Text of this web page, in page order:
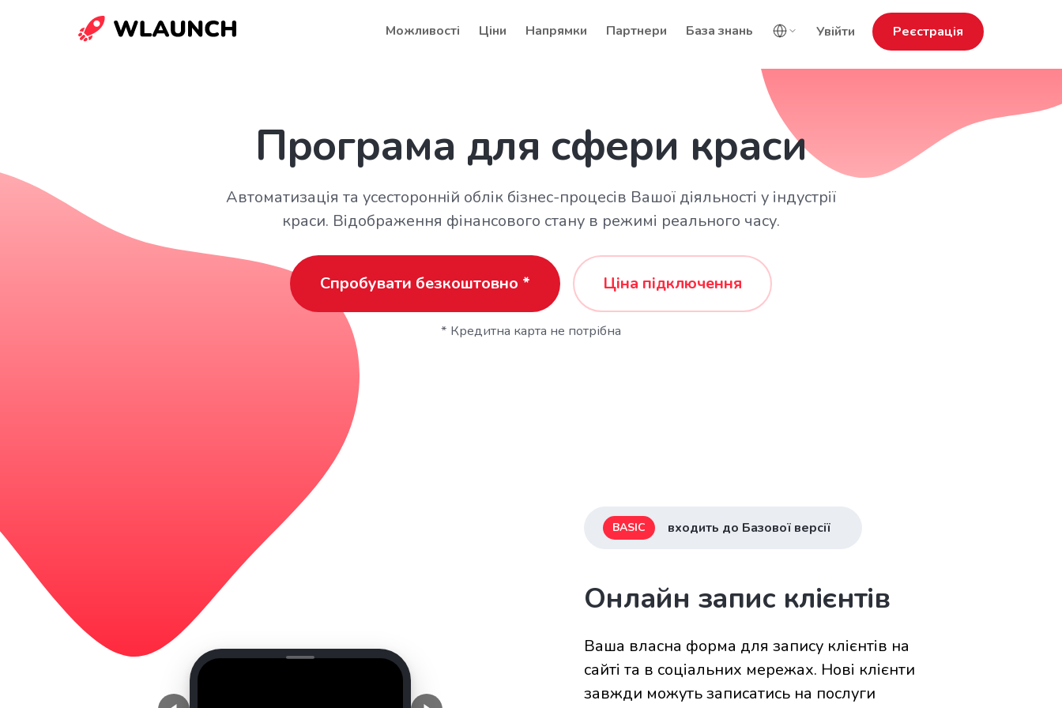
Увійти Реєстрація
Можливості Ціни Напрямки Партнери База знань
Програма для сфери краси
Автоматизація та усесторонній облік бізнес-процесів Вашої діяльності у індустрії
краси. Відображення фінансового стану в режимі реального часу.
Спробувати безкоштовно * Ціна підключення
* Кредитна карта не потрібна
BASIC входить до Базової версії
Онлайн запис клієнтів
Ваша власна форма для запису клієнтів на
сайті та в соціальних мережах. Нові клієнти
завжди можуть записатись на послуги